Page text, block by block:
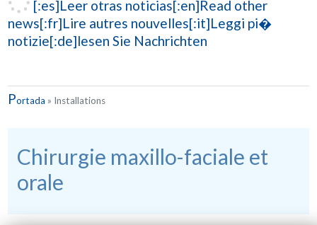
[:es]Leer otras noticias[:en]Read other
news[:fr]Lire autres nouvelles[:it]Leggi pi�
notizie[:de]lesen Sie Nachrichten
Portada » Installations
Chirurgie maxillo-faciale et
orale